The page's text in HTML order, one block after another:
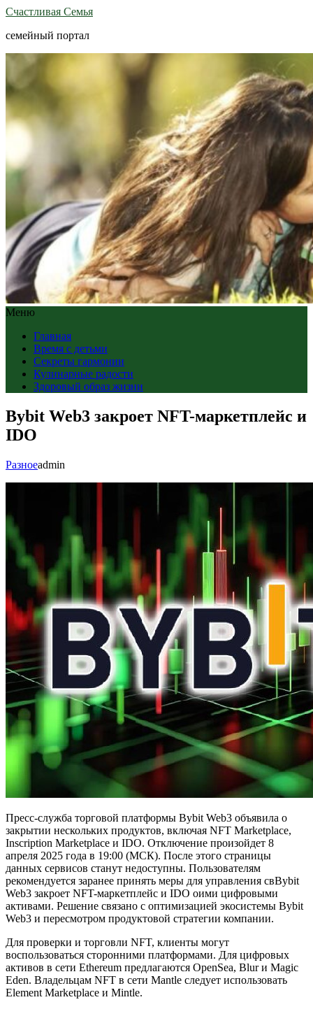
Счастливая Семья
семейный портал
Меню
Главная
Время с детьми
Секреты гармонии
Кулинарные радости
Здоровый образ жизни
Bybit Web3 закроет NFT-маркетплейс и
IDO
Разноеadmin
Пресс-служба торговой платформы Bybit Web3 объявила о
закрытии нескольких продуктов, включая NFT Marketplace,
Inscription Marketplace и IDO. Отключение произойдет 8
апреля 2025 года в 19:00 (МСК). После этого страницы
данных сервисов станут недоступны. Пользователям
рекомендуется заранее принять меры для управления свBybit
Web3 закроет NFT-маркетплейс и IDO оими цифровыми
активами. Решение связано с оптимизацией экосистемы Bybit
Web3 и пересмотром продуктовой стратегии компании.
Для проверки и торговли NFT, клиенты могут
воспользоваться сторонними платформами. Для цифровых
активов в сети Ethereum предлагаются OpenSea, Blur и Magic
Eden. Владельцам NFT в сети Mantle следует использовать
Element Marketplace и Mintle.